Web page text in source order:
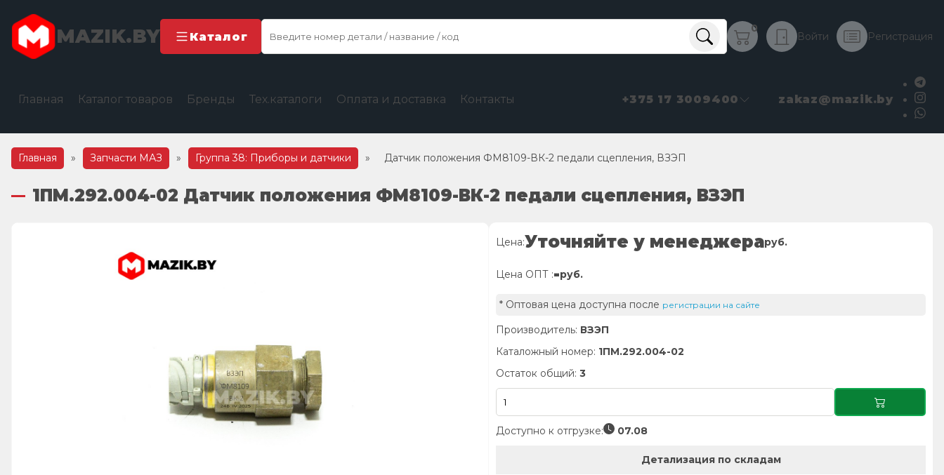
MAZIK.BY Каталог
0
Войти Регистрация
Главная Каталог товаров Бренды Тех.каталоги Оплата и доставка Контакты +375 17 3009400 zakaz@mazik.by
Главная » Запчасти МАЗ » Группа 38: Приборы и датчики » Датчик положения ФМ8109-ВК-2 педали сцепления, ВЗЭП
1ПМ.292.004-02 Датчик положения ФМ8109-ВК-2 педали сцепления, ВЗЭП
Цена:Уточняйте у менеджераруб.
Цена ОПТ :-руб.
* Оптовая цена доступна после регистрации на сайте
Производитель: ВЗЭП
Каталожный номер: 1ПМ.292.004-02
Остаток общий: 3
Доступно к отгрузке: 07.08
Детализация по складам